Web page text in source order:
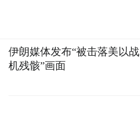
伊朗媒体发布“被击落美以战
机残骸”画面